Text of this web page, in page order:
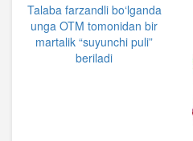
Talaba farzandli bo‘lganda
unga OTM tomonidan bir
martalik “suyunchi puli”
beriladi